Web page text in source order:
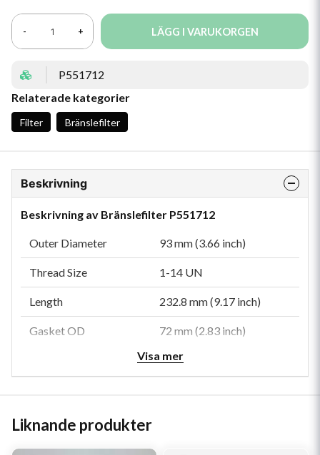
- + LÄGG I VARUKORGEN
P551712
Relaterade kategorier
Filter Bränslefilter
Beskrivning
Beskrivning av Bränslefilter P551712
Outer Diameter 93 mm (3.66 inch)
Thread Size 1-14 UN
Length 232.8 mm (9.17 inch)
Gasket OD 72 mm (2.83 inch)
62 mm (2.44 inch)
Efficiency Test Std
Collapse Burst
Visa mer
Liknande produkter